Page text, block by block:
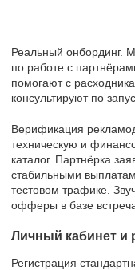
Реальный онбординг.
по работе с
помогают с
консультируют по
Верификация
техническую и
каталог. Партнёрка
стабильными
тестовом трафике.
офферы в базе
Личный кабинет и
Регистрация